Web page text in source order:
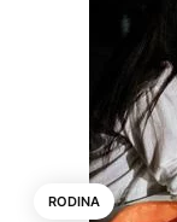
RODINA